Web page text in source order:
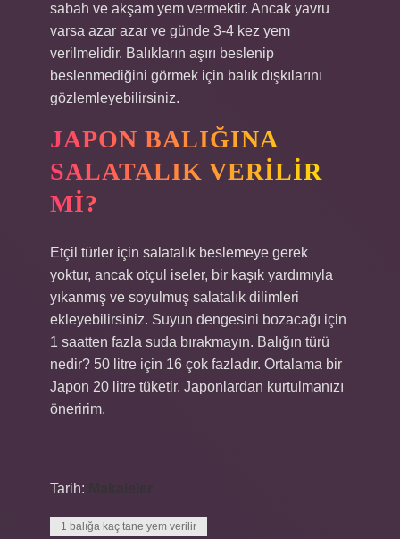
sabah ve akşam yem vermektir. Ancak yavru
varsa azar azar ve günde 3-4 kez yem
verilmelidir. Balıkların aşırı beslenip
beslenmediğini görmek için balık dışkılarını
gözlemleyebilirsiniz.
JAPON BALIĞINA
SALATALIK VERILIR
MI?
Etçil türler için salatalık beslemeye gerek
yoktur, ancak otçul iseler, bir kaşık yardımıyla
yıkanmış ve soyulmuş salatalık dilimleri
ekleyebilirsiniz. Suyun dengesini bozacağı için
1 saatten fazla suda bırakmayın. Balığın türü
nedir? 50 litre için 16 çok fazladır. Ortalama bir
Japon 20 litre tüketir. Japonlardan kurtulmanızı
öneririm.
Tarih:
1 balığa kaç tane yem verilir